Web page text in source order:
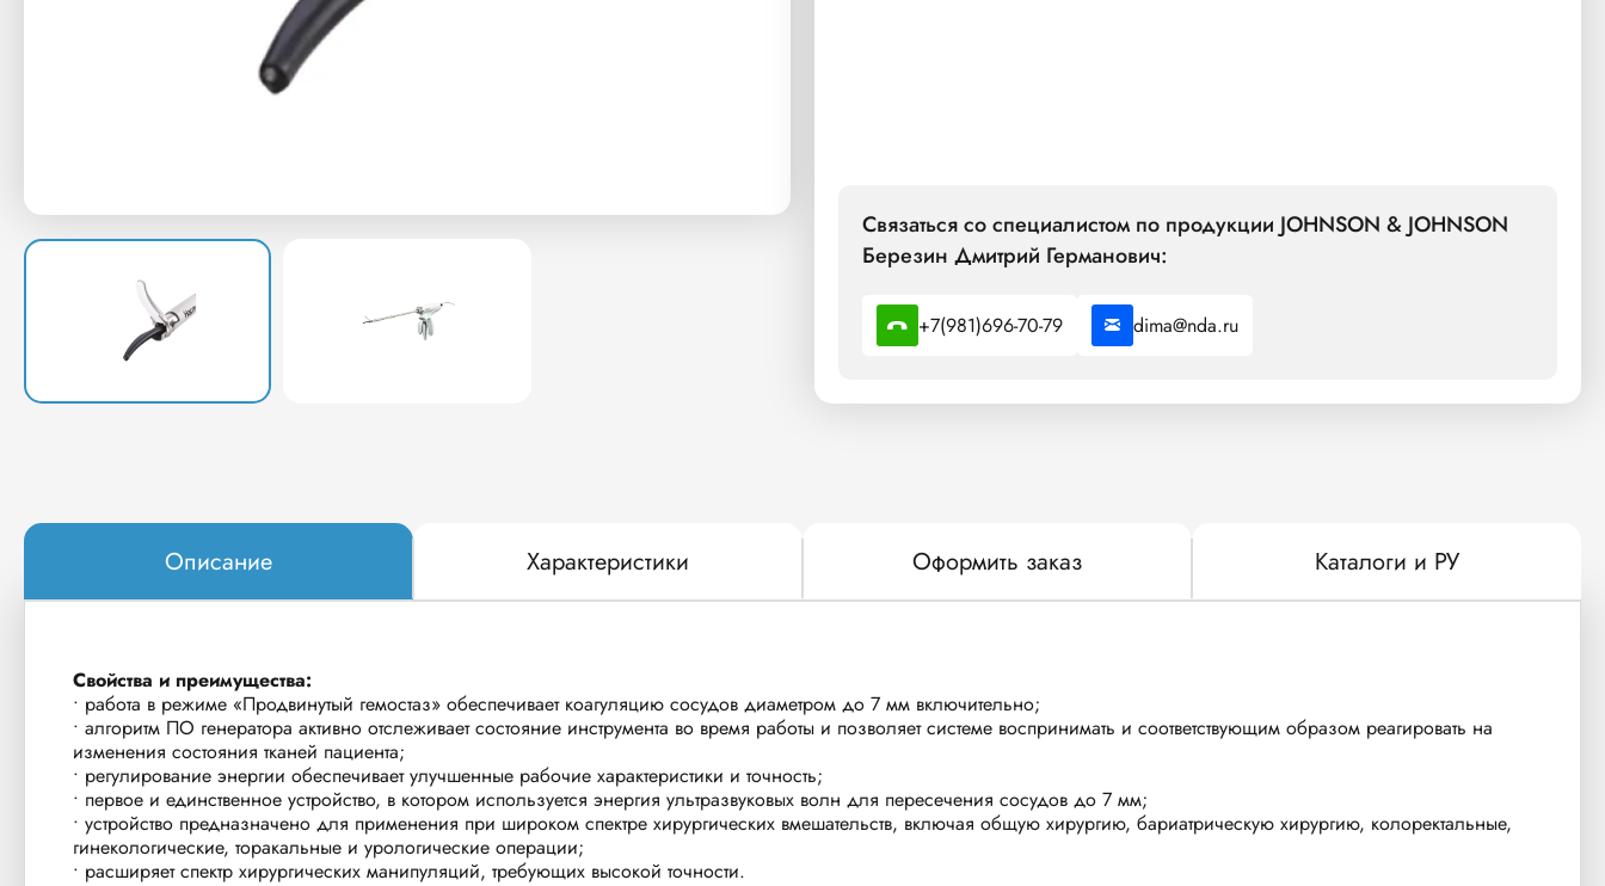
Связаться со специалистом по продукции JOHNSON & JOHNSON
Березин Дмитрий Германович:
+7(981)696-70-79 dima@nda.ru
Описание Характеристики Оформить заказ Каталоги и РУ
Свойства и преимущества:
• работа в режиме «Продвинутый гемостаз» обеспечивает коагуляцию сосудов диаметром до 7 мм включительно;
• алгоритм ПО генератора активно отслеживает состояние инструмента во время работы и позволяет системе воспринимать и соответствующим образом реагировать на
изменения состояния тканей пациента;
• регулирование энергии обеспечивает улучшенные рабочие характеристики и точность;
• первое и единственное устройство, в котором используется энергия ультразвуковых волн для пересечения сосудов до 7 мм;
• устройство предназначено для применения при широком спектре хирургических вмешательств, включая общую хирургию, бариатрическую хирургию, колоректальные,
гинекологические, торакальные и урологические операции;
• расширяет спектр хирургических манипуляций, требующих высокой точности.